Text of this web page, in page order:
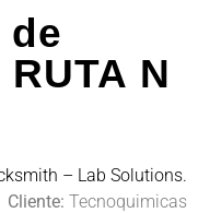
N
– Lab Solutions.
Cliente: Tecnoquimicas